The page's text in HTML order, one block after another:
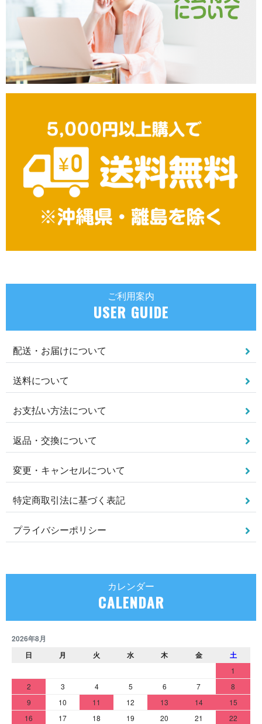
ご利用案内
USER GUIDE
配送・お届けについて
送料について
お支払い方法について
返品・交換について
変更・キャンセルについて
特定商取引法に基づく表記
プライバシーポリシー
カレンダー
CALENDAR
2026年8月
日
月 火 水 木 金 土
1
2
3 4 5 6 7
8
9
10 11 12 13 14
15
16
17 18 19 20 21
22